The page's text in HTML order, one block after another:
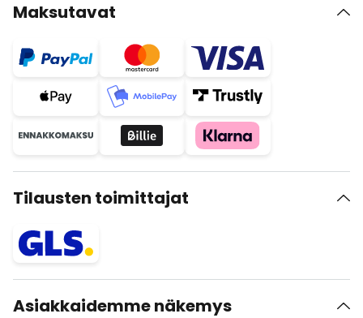
Maksutavat
Tilausten toimittajat
Asiakkaidemme näkemys